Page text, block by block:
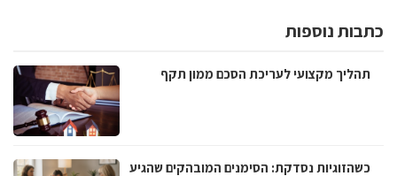
כתבות נוספות
תהליך מקצועי לעריכת הסכם ממון תקף
כשהזוגיות נסדקת: הסימנים המובהקים שהגיע